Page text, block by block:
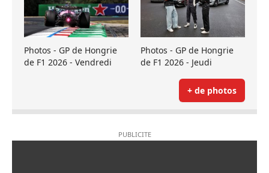
Photos - GP de Hongrie
de F1 2026 - Vendredi
Photos - GP de Hongrie
de F1 2026 - Jeudi
+ de photos